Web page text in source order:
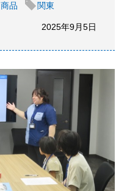
商品 関東
2025年9月5日